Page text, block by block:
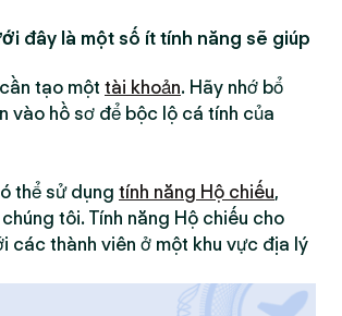
đây là một số ít tính năng sẽ giúp
tạo một tài khoản. Hãy nhớ bổ
vào hồ sơ để bộc lộ cá tính của
thể sử dụng tính năng Hộ chiếu,
tôi. Tính năng Hộ chiếu cho
các thành viên ở một khu vực địa lý